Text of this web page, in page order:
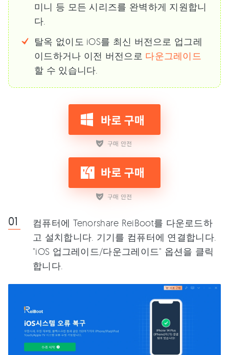
미니 등 모든 시리즈를 완벽하게 지원합니
다.
탈옥 없이도 iOS를 최신 버전으로 업그레
이드하거나 이전 버전으로 다운그레이드
할 수 있습니다.
컴퓨터에 Tenorshare ReiBoot를 다운로드하
고 설치합니다. 기기를 컴퓨터에 연결합니다.
"iOS 업그레이드/다운그레이드" 옵션을 클릭
합니다.